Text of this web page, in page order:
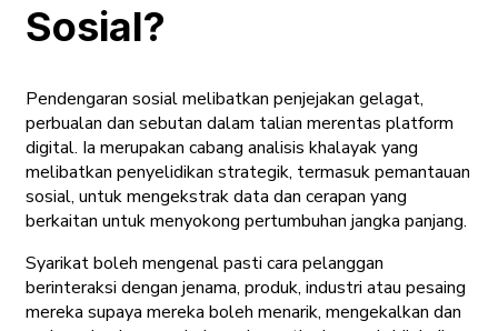
Sosial?
Pendengaran sosial melibatkan penjejakan gelagat,
perbualan dan sebutan dalam talian merentas platform
digital. Ia merupakan cabang analisis khalayak yang
melibatkan penyelidikan strategik, termasuk pemantauan
sosial, untuk mengekstrak data dan cerapan yang
berkaitan untuk menyokong pertumbuhan jangka panjang.
Syarikat boleh mengenal pasti cara pelanggan
berinteraksi dengan jenama, produk, industri atau pesaing
mereka supaya mereka boleh menarik, mengekalkan dan